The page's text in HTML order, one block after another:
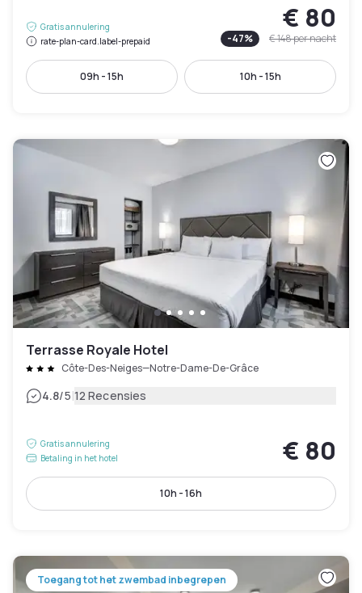
Gratis annulering
rate-plan-card.label-prepaid
€ 80
-47% € 148per nacht
09h - 15h 10h - 15h
Terrasse Royale Hotel
Côte-Des-Neiges—Notre-Dame-De-Grâce
4.8/5|12 Recensies
Gratis annulering
Betaling in het hotel
€ 80
10h - 16h
Toegang tot het zwembad inbegrepen